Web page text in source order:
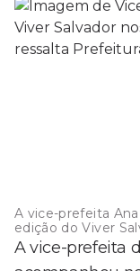
A vice-prefeita
edição do Viver
A vice-prefeita